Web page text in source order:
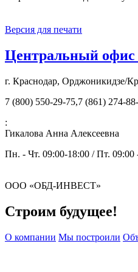
Версия для печати
Центральный офис
г. Краснодар, Орджоникидзе/
7 (800) 550-29-75,7 (861) 274-
:
Гикалова Анна Алексеевна
Пн. - Чт. 09:00-18:00 / Пт.
ООО «ОБД-ИНВЕСТ»
Строим будущее!
О компании Мы построили